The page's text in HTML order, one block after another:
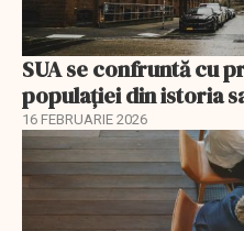
SUA se confruntă cu
populației din istoria
16 FEBRUARIE 2026